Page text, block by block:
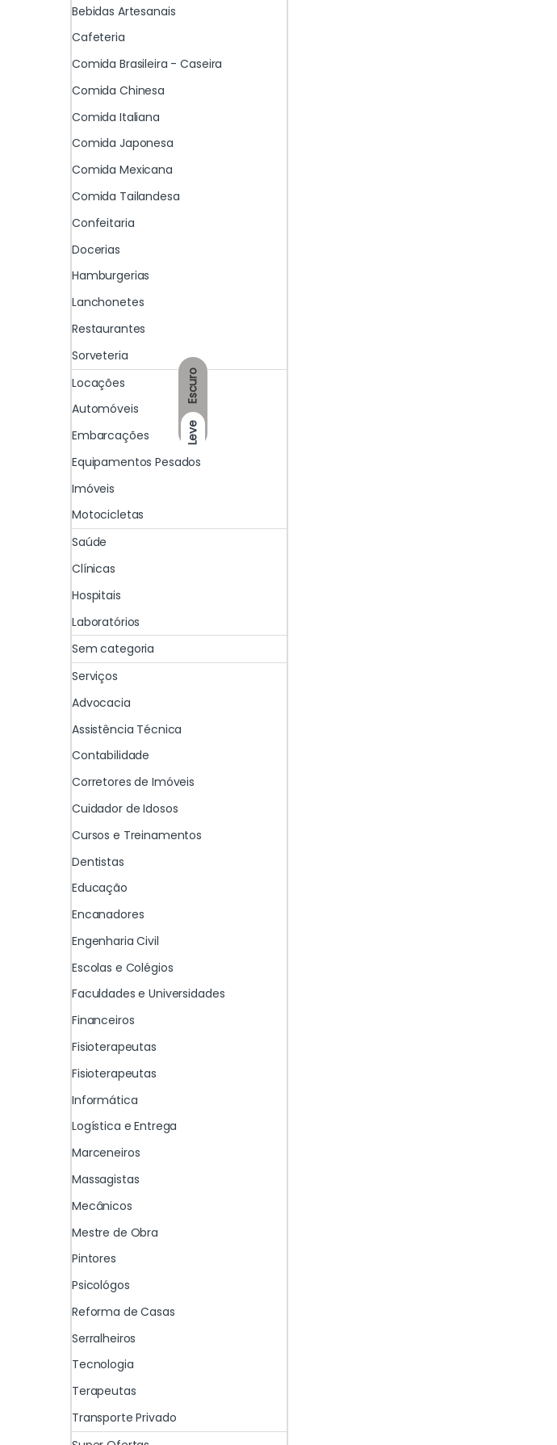
Escuro
Leve
Bebidas Artesanais
Cafeteria
Comida Brasileira - Caseira
Comida Chinesa
Comida Italiana
Comida Japonesa
Comida Mexicana
Comida Tailandesa
Confeitaria
Docerias
Hamburgerias
Lanchonetes
Restaurantes
Sorveteria
Locações
Automóveis
Embarcações
Equipamentos Pesados
Imóveis
Motocicletas
Saúde
Clínicas
Hospitais
Laboratórios
Sem categoria
Serviços
Advocacia
Assistência Técnica
Contabilidade
Corretores de Imóveis
Cuidador de Idosos
Cursos e Treinamentos
Dentistas
Educação
Encanadores
Engenharia Civil
Escolas e Colégios
Faculdades e Universidades
Financeiros
Fisioterapeutas
Fisioterapeutas
Informática
Logística e Entrega
Marceneiros
Massagistas
Mecânicos
Mestre de Obra
Pintores
Psicológos
Reforma de Casas
Serralheiros
Tecnologia
Terapeutas
Transporte Privado